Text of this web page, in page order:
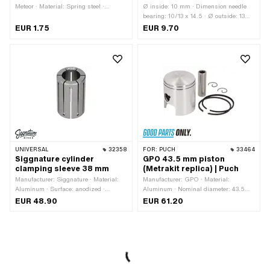
Meteor · Material: Spring steel ·
EUR 1.75
Ø inside: 10 mm · Dimension needle
bearing: 10/13 x 14.5 · Ø outside: 13
mm · Manufacturer: swiing® revival
EUR 9.70
UNIVERSAL 32358
Siggnature cylinder
clamping sleeve 38 mm
Manufacturer: Siggnature · Material:
Aluminum · Surface: anodized ·
Diameter: 38 mm · Total length: 60 mm
EUR 48.90
FOR: PUCH 33464
GPO 43.5 mm piston
(Metrakit replica) | Puch
Manufacturer: GPO · Material:
Aluminum · Nominal diameter: 43.5
mm · Ø outside piston (A): 43.46 mm ·
EUR 61.20